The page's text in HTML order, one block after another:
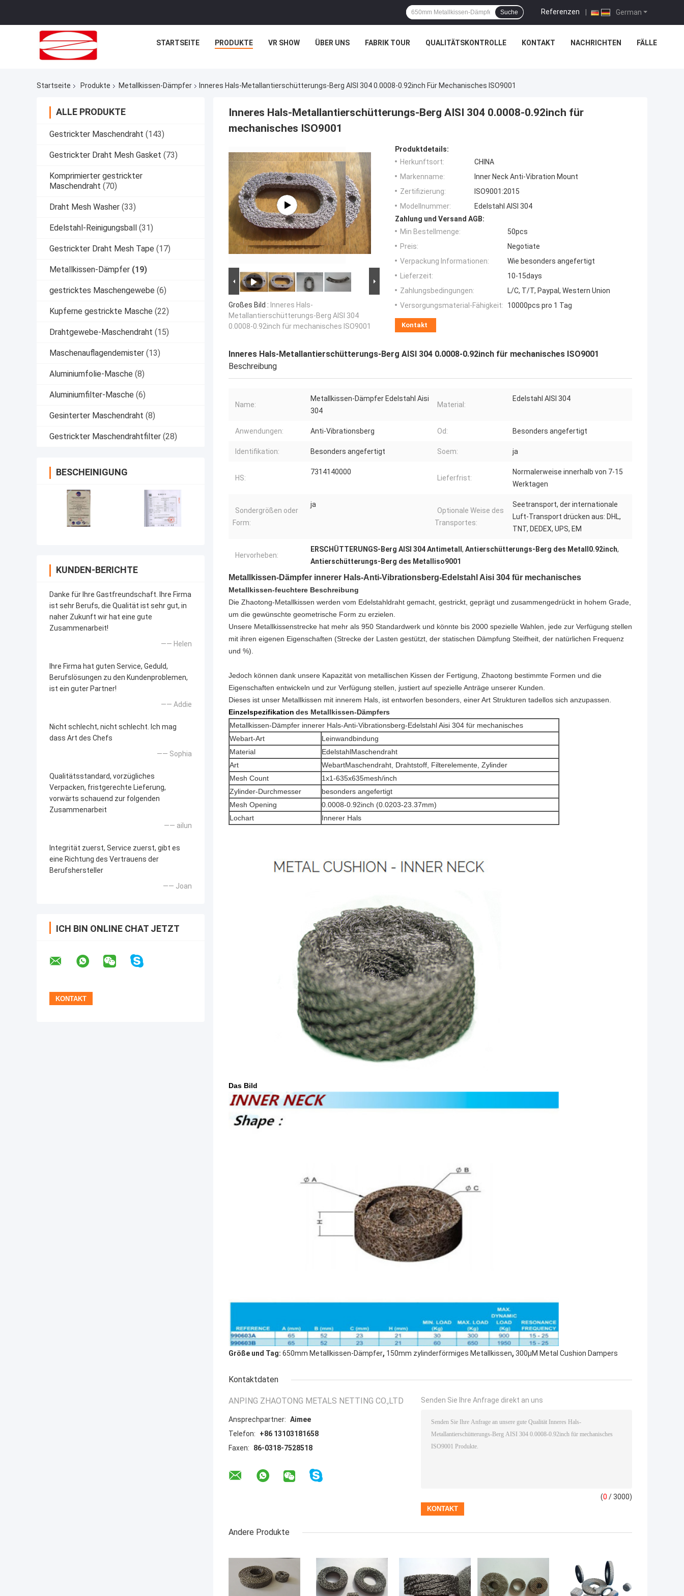
German
Referenzen |
Suche
STARTSEITE PRODUKTE VR SHOW ÜBER UNS FABRIK TOUR QUALITÄTSKONTROLLE KONTAKT NACHRICHTEN FÄLLE
Startseite Produkte Metallkissen-Dämpfer Inneres Hals-Metallantierschütterungs-Berg AISI 304 0.0008-0.92inch Für Mechanisches ISO9001
ALLE PRODUKTE
Gestrickter Maschendraht (143)
Gestrickter Draht Mesh Gasket (73)
Komprimierter gestrickter
Maschendraht (70)
Draht Mesh Washer (33)
Edelstahl-Reinigungsball (31)
Gestrickter Draht Mesh Tape (17)
Metallkissen-Dämpfer (19)
gestricktes Maschengewebe (6)
Kupferne gestrickte Masche (22)
Drahtgewebe-Maschendraht (15)
Maschenauflagendemister (13)
Aluminiumfolie-Masche (8)
Aluminiumfilter-Masche (6)
Gesinterter Maschendraht (8)
Gestrickter Maschendrahtfilter (28)
BESCHEINIGUNG
KUNDEN-BERICHTE
Danke für Ihre Gastfreundschaft. Ihre Firma
ist sehr Berufs, die Qualität ist sehr gut, in
naher Zukunft wir hat eine gute
Zusammenarbeit!
—— Helen
Ihre Firma hat guten Service, Geduld,
Berufslösungen zu den Kundenproblemen,
ist ein guter Partner!
—— Addie
Nicht schlecht, nicht schlecht. Ich mag
dass Art des Chefs
—— Sophia
Qualitätsstandard, vorzügliches
Verpacken, fristgerechte Lieferung,
vorwärts schauend zur folgenden
Zusammenarbeit
—— ailun
Integrität zuerst, Service zuerst, gibt es
eine Richtung des Vertrauens der
Berufshersteller
—— Joan
ICH BIN ONLINE CHAT JETZT
Inneres Hals-Metallantierschütterungs-Berg AISI 304 0.0008-0.92inch für
mechanisches ISO9001
Großes Bild : Inneres Hals-
Metallantierschütterungs-Berg AISI 304
0.0008-0.92inch für mechanisches ISO9001
Produktdetails:
Herkunftsort:
CHINA
Markenname:
Inner Neck Anti-Vibration Mount
Zertifizierung:
ISO9001:2015
Modellnummer:
Edelstahl AISI 304
Zahlung und Versand AGB:
Min Bestellmenge:
50pcs
Preis:
Negotiate
Verpackung Informationen:
Wie besonders angefertigt
Lieferzeit:
10-15days
Zahlungsbedingungen:
L/C, T/T, Paypal, Western Union
Versorgungsmaterial-Fähigkeit:
10000pcs pro 1 Tag
Kontakt
Inneres Hals-Metallantierschütterungs-Berg AISI 304 0.0008-0.92inch für mechanisches ISO9001
Beschreibung
Name:
Metallkissen-Dämpfer Edelstahl Aisi
304
Material:
Edelstahl AISI 304
Anwendungen: Anti-Vibrationsberg Od: Besonders angefertigt
Identifikation: Besonders angefertigt Soem: ja
HS:
7314140000
Lieferfrist:
Normalerweise innerhalb von 7-15
Werktagen
Sondergrößen oder
Form:
ja
Optionale Weise des
Transportes:
Seetransport, der internationale
Luft-Transport drücken aus: DHL,
TNT, DEDEX, UPS, EM
Hervorheben:
ERSCHÜTTERUNGS-Berg AISI 304 Antimetall , Antierschütterungs-Berg des Metall0.92inch,
Antierschütterungs-Berg des Metalliso9001
Metallkissen-Dämpfer innerer Hals-Anti-Vibrationsberg-Edelstahl Aisi 304 für mechanisches
Metallkissen-feuchtere Beschreibung
Die Zhaotong-Metallkissen werden vom Edelstahldraht gemacht, gestrickt, geprägt und zusammengedrückt in hohem Grade,
um die gewünschte geometrische Form zu erzielen.
Unsere Metallkissenstrecke hat mehr als 950 Standardwerk und könnte bis 2000 spezielle Wahlen, jede zur Verfügung stellen
mit ihren eigenen Eigenschaften (Strecke der Lasten gestützt, der statischen Dämpfung Steifheit, der natürlichen Frequenz
und %).
Jedoch können dank unsere Kapazität von metallischen Kissen der Fertigung, Zhaotong bestimmte Formen und die
Eigenschaften entwickeln und zur Verfügung stellen, justiert auf spezielle Anträge unserer Kunden.
Dieses ist unser Metallkissen mit innerem Hals, ist entworfen besonders, einer Art Strukturen tadellos sich anzupassen.
Einzelspezifikation des Metallkissen-Dämpfers
Metallkissen-Dämpfer innerer Hals-Anti-Vibrationsberg-Edelstahl Aisi 304 für mechanisches
Webart-Art
Leinwandbindung
Material
EdelstahlMaschendraht
Art
WebartMaschendraht, Drahtstoff, Filterelemente, Zylinder
Mesh Count
1x1-635x635mesh/inch
Zylinder-Durchmesser
besonders angefertigt
Mesh Opening
0.0008-0.92inch (0.0203-23.37mm)
Lochart
Innerer Hals
Das Bild
Größe und Tag: 650mm Metallkissen-Dämpfer, 150mm zylinderförmiges Metallkissen, 300μM Metal Cushion Dampers
Kontaktdaten
ANPING ZHAOTONG METALS NETTING CO.,LTD
Ansprechpartner: Aimee
Telefon:
+86 13103181658
Faxen:
86-0318-7528518
Senden Sie Ihre Anfrage direkt an uns
(0 / 3000)
Andere Produkte